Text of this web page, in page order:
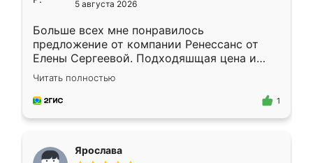
5 августа 2026
Больше всех мне понравилось
предложение от компании Ренессанс от
Елены Сергеевой. Подходяшщая цена и
короткие сроки изготовления. Приехавший
для замера сотрудник Владислав
предложил по моему эскизу самый
Читать полностью
1
Ярослава